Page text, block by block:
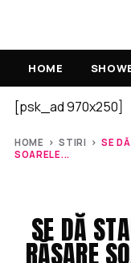
HOME
[psk_ad 970x250]
HOME ›STIRI ›SE
SOARELE...
SE DĂ
RĂSARE